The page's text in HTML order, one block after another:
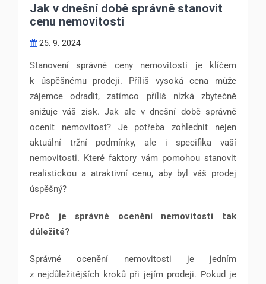
Jak v dnešní době správně stanovit
cenu nemovitosti
25. 9. 2024
Stanovení správné ceny nemovitosti je klíčem
k úspěšnému prodeji. Příliš vysoká cena může
zájemce odradit, zatímco příliš nízká zbytečně
snižuje váš zisk. Jak ale v dnešní době správně
ocenit nemovitost? Je potřeba zohlednit nejen
aktuální tržní podmínky, ale i specifika vaší
nemovitosti. Které faktory vám pomohou stanovit
realistickou a atraktivní cenu, aby byl váš prodej
úspěšný?
Proč je správné ocenění nemovitosti tak
důležité?
Správné ocenění nemovitosti je jedním
z nejdůležitějších kroků při jejím prodeji. Pokud je